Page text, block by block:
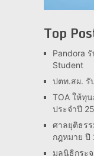
Top
Pandora
Student
ปตท.สผ. รั
TOA ให้ทุ
ประจำปี
ศาลยุติธร
กฎหมาย ปี
มูลนิธิกระ